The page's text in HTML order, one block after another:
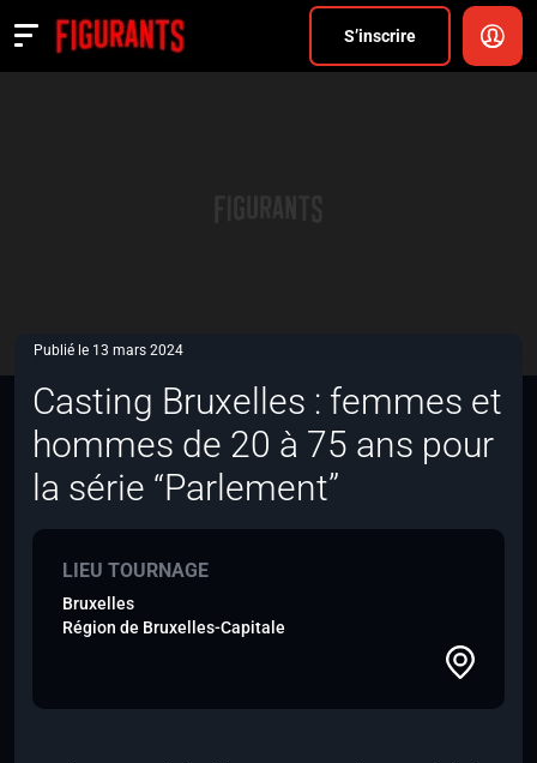
S’inscrire
Actualités
Publié le 13 mars 2024
Casting Bruxelles : femmes et
hommes de 20 à 75 ans pour
la série “Parlement”
LIEU TOURNAGE
Bruxelles
Région de Bruxelles-Capitale